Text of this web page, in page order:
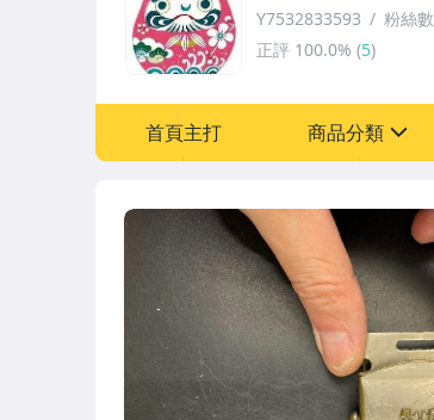
Y7532833593 粉絲數
正評 100.0% (5)
首頁主打 商品分類
圖書/影音/文具
古董、藝術與礦石
居家、家具與園藝